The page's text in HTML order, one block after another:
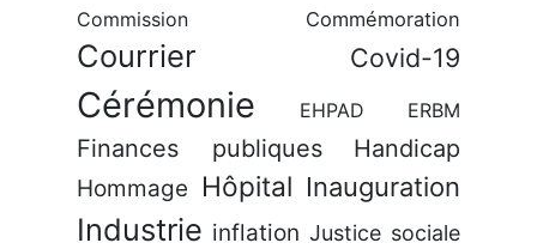
Commission Commémoration
Courrier Covid-19
Cérémonie EHPAD ERBM
Finances publiques Handicap
Hommage Hôpital Inauguration
Industrie inflation Justice sociale